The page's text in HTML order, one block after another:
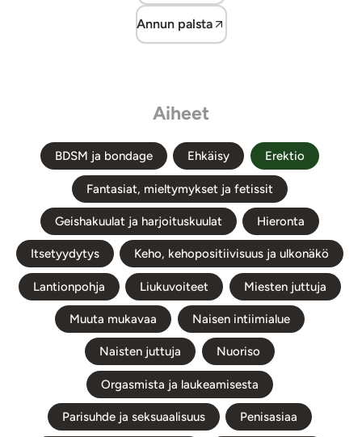
Annun palsta
Aiheet
BDSM ja bondage Ehkäisy Erektio
Fantasiat, mieltymykset ja fetissit
Geishakuulat ja harjoituskuulat Hieronta
Itsetyydytys Keho, kehopositiivisuus ja ulkonäkö
Lantionpohja Liukuvoiteet Miesten juttuja
Muuta mukavaa Naisen intiimialue
Naisten juttuja Nuoriso
Orgasmista ja laukeamisesta
Parisuhde ja seksuaalisuus Penisasiaa